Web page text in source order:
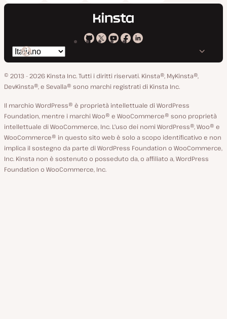
Kinsta
GitHub
Kinsta
X
Kinsta
YouTube
Kinsta
Facebook
Kinsta
LinkedIn
Cambia
lingua
© 2013 - 2026 Kinsta Inc. Tutti i diritti riservati. Kinsta®, MyKinsta®,
DevKinsta®, e Sevalla® sono marchi registrati di Kinsta Inc.
Il marchio WordPress® è proprietà intellettuale di WordPress
Foundation, mentre i marchi Woo® e WooCommerce® sono proprietà
intellettuale di WooCommerce, Inc. L'uso dei nomi WordPress®, Woo® e
WooCommerce® in questo sito web è solo a scopo identificativo e non
implica il sostegno da parte di WordPress Foundation o WooCommerce,
Inc. Kinsta non è sostenuto o posseduto da, o affiliato a, WordPress
Foundation o WooCommerce, Inc.